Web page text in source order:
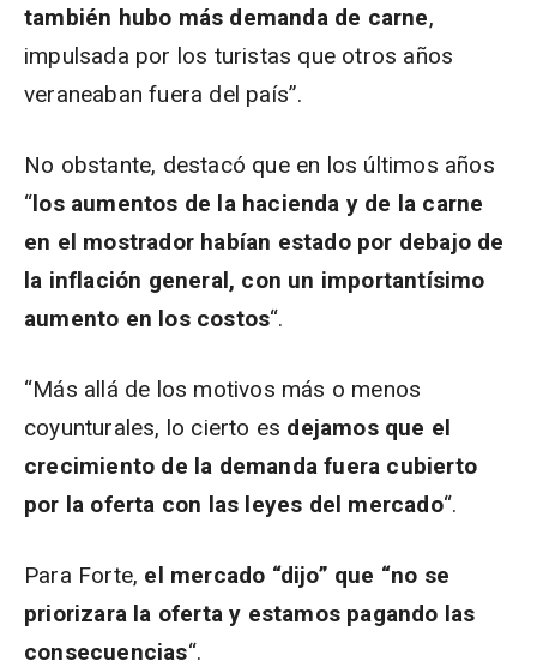
también hubo más demanda de carne,
impulsada por los turistas que otros años
veraneaban fuera del país”.
No obstante, destacó que en los últimos años
“los aumentos de la hacienda y de la carne
en el mostrador habían estado por debajo de
la inflación general, con un importantísimo
aumento en los costos“.
“Más allá de los motivos más o menos
coyunturales, lo cierto es dejamos que el
crecimiento de la demanda fuera cubierto
por la oferta con las leyes del mercado“.
Para Forte, el mercado “dijo” que “no se
priorizara la oferta y estamos pagando las
consecuencias“.